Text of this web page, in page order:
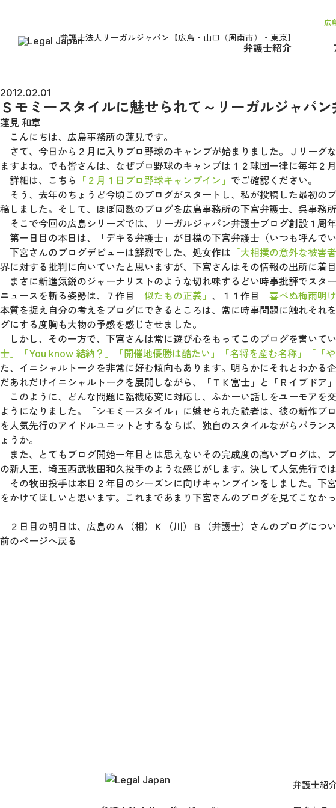
弁護士法人リーガルジャパン【広島・山口（周南市）・東京】
弁護士紹介
広
2012.02.01
Ｓモミースタイルに魅せられて～リーガルジャパ
蓮見 和章
こんにちは、広島事務所の蓮見です。
さて、今日から２月に入りプロ野球のキャンプが始まりました。Ｊリーグ
ますよね。でも皆さんは、なぜプロ野球のキャンプは１２球団一律に毎年２
詳細は、こちら
「２月１日プロ野球キャンプイン」 でご確認ください。
そう、去年のちょうど今頃このブログがスタートし、私が投稿した最初の
稿しました。そして、ほぼ同数のブログを広島事務所の下宮弁護士、呉事務
そこで今回の広島シリーズでは、リーガルジャパン弁護士ブログ創設１周
第一日目の本日は、「デキる弁護士」が目標の下宮弁護士（いつも呼んで
下宮さんのブログデビューは鮮烈でした、処女作は 「大相撲の意外な被害者
界に対する批判に向いていたと思いますが、下宮さんはその情報の出所に着
まさに新進気鋭のジャーナリストのような切れ味するどい時事批評でスタ
ニュースを斬る姿勢は、７作目
「似たもの正義」 、１１作目 「喜べぬ梅雨明け
本質を捉え自分の考えをブログにできるところは、常に時事問題に触れそ
グにする度胸も大物の予感を感じさせました。
しかし、その一方で、下宮さんは常に遊び心をもってこのブログを書いてい
士」
「You know 結納？」 「開催地優勝は酷たい」 「名将を産む名称」 「「
た、イニシャルトークを非常に好む傾向もあります。明らかにそれとわか
だあれだけイニシャルトークを展開しながら、「ＴＫ富士」と「Ｒイブドア
このように、どんな問題に臨機応変に対応し、ふかーい話しをユーモアを
ようになりました。「シモミースタイル」に魅せられた読者は、彼の新作
を人気先行のアイドルユニットとするならば、独自のスタイルながらバラ
ょうか。
また、とてもブログ開始一年目とは思えないその完成度の高いブログは、
の新人王、埼玉西武牧田和久投手のような感じがします。決して人気先行で
その牧田投手は本日２年目のシーズンに向けキャンプインをしました。下
をかけてほしいと思います。これまであまり下宮さんのブログを見てこなか
２日目の明日は、広島のＡ（相）Ｋ（川）Ｂ（弁護士）さんのブログにつ
前のページへ戻る
弁護士紹